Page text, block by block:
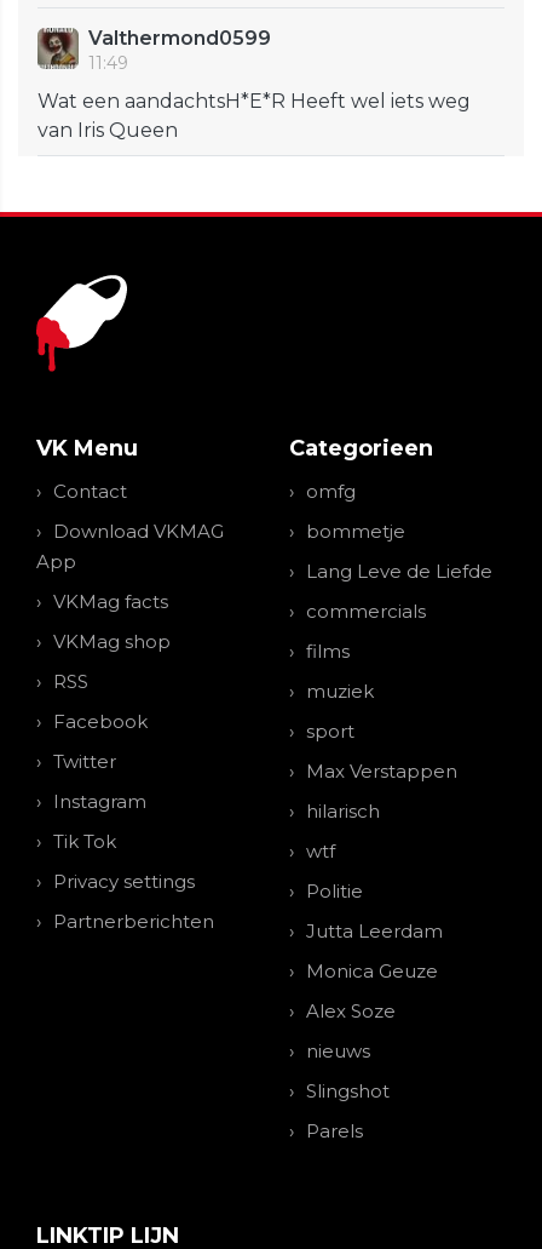
Valthermond0599
11:49
Wat een aandachtsH*E*R Heeft wel iets weg
van Iris Queen
VK Menu
Contact
Download VKMAG
App
VKMag facts
VKMag shop
RSS
Facebook
Twitter
Instagram
Tik Tok
Privacy settings
Partnerberichten
Categorieen
omfg
bommetje
Lang Leve de Liefde
commercials
films
muziek
sport
Max Verstappen
hilarisch
wtf
Politie
Jutta Leerdam
Monica Geuze
Alex Soze
nieuws
Slingshot
Parels
LINKTIP LIJN